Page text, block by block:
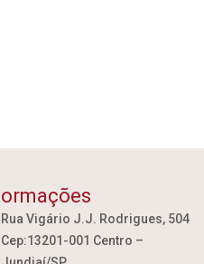
Rua Vigário J.J. Rodrigues, 504
Cep:13201-001 Centro –